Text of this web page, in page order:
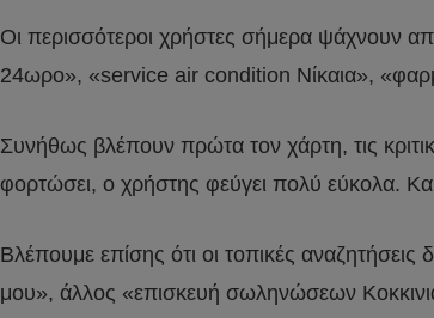
Οι περισσότεροι χρήστες σήμερα ψάχνουν
24ωρο», «service air condition Νίκαια»,
Συνήθως βλέπουν πρώτα τον χάρτη, τις
φορτώσει, ο χρήστης φεύγει πολύ εύκολα.
Βλέπουμε επίσης ότι οι τοπικές
μου», άλλος «επισκευή σωληνώσεων